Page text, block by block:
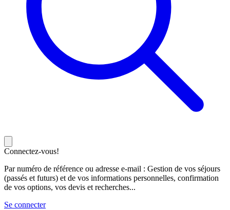
Connectez-vous!
Par numéro de référence ou adresse e-mail : Gestion de vos séjours
(passés et futurs) et de vos informations personnelles, confirmation
de vos options, vos devis et recherches...
Se connecter